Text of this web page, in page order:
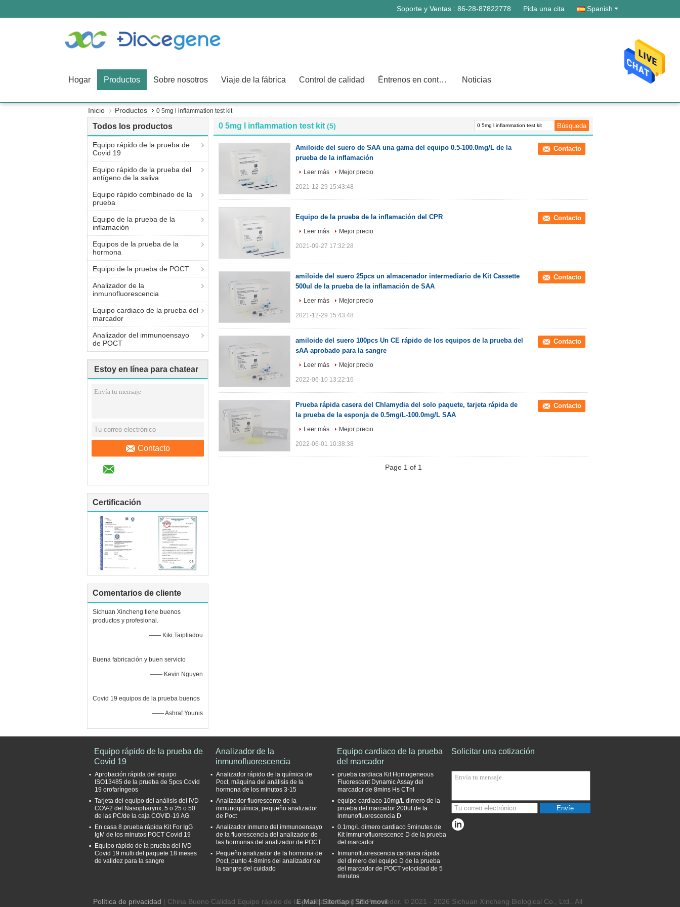
Soporte y Ventas : 86-28-87822778 Pida una cita Spanish
Hogar Productos Sobre nosotros Viaje de la fábrica Control de calidad Éntrenos en contacto con Noticias
Inicio Productos 0 5mg l inflammation test kit
Todos los productos
Equipo rápido de la prueba de
Covid 19
Equipo rápido de la prueba del
antígeno de la saliva
Equipo rápido combinado de la
prueba
Equipo de la prueba de la
inflamación
Equipos de la prueba de la
hormona
Equipo de la prueba de POCT
Analizador de la
inmunofluorescencia
Equipo cardiaco de la prueba del
marcador
Analizador del immunoensayo
de POCT
Estoy en línea para chatear
Contacto
Certificación
Comentarios de cliente
Sichuan Xincheng tiene buenos
productos y profesional.
—— Kiki Taipliadou
Buena fabricación y buen servicio
—— Kevin Nguyen
Covid 19 equipos de la prueba buenos
—— Ashraf Younis
0 5mg l inflammation test kit (5)
Amiloide del suero de SAA una gama del equipo 0.5-100.0mg/L de la
prueba de la inflamación
Contacto
Leer más Mejor precio
2021-12-29 15:43:48
Equipo de la prueba de la inflamación del CPR Contacto
Leer más Mejor precio
2021-09-27 17:32:28
amiloide del suero 25pcs un almacenador intermediario de Kit Cassette
500ul de la prueba de la inflamación de SAA
Contacto
Leer más Mejor precio
2021-12-29 15:43:48
amiloide del suero 100pcs Un CE rápido de los equipos de la prueba del
sAA aprobado para la sangre
Contacto
Leer más Mejor precio
2022-06-10 13:22:16
Prueba rápida casera del Chlamydia del solo paquete, tarjeta rápida de
la prueba de la esponja de 0.5mg/L-100.0mg/L SAA
Contacto
Leer más Mejor precio
2022-06-01 10:38:38
Page 1 of 1
Equipo rápido de la prueba de
Covid 19
Aprobación rápida del equipo
ISO13485 de la prueba de 5pcs Covid
19 orofaríngeos
Tarjeta del equipo del análisis del IVD
COV-2 del Nasopharynx, 5 o 25 o 50
de las PC/de la caja COVID-19 AG
En casa 8 prueba rápida Kit For IgG
IgM de los minutos POCT Covid 19
Equipo rápido de la prueba del IVD
Covid 19 multi del paquete 18 meses
de validez para la sangre
Analizador de la
inmunofluorescencia
Analizador rápido de la química de
Poct, máquina del análisis de la
hormona de los minutos 3-15
Analizador fluorescente de la
inmunoquímica, pequeño analizador
de Poct
Analizador inmuno del immunoensayo
de la fluorescencia del analizador de
las hormonas del analizador de POCT
Pequeño analizador de la hormona de
Poct, punto 4-8mins del analizador de
la sangre del cuidado
Equipo cardiaco de la prueba
del marcador
prueba cardiaca Kit Homogeneous
Fluorescent Dynamic Assay del
marcador de 8mins Hs CTnI
equipo cardiaco 10mg/L dimero de la
prueba del marcador 200ul de la
inmunofluorescencia D
0.1mg/L dimero cardiaco 5minutes de
Kit Immunofluorescence D de la prueba
del marcador
Inmunofluorescencia cardiaca rápida
del dimero del equipo D de la prueba
del marcador de POCT velocidad de 5
minutos
Solicitar una cotización
Envíe
E-Mail|Sitemap | Sitio movil
Política de privacidad | China Bueno Calidad Equipo rápido de la prueba de Covid 19 Proveedor. © 2021 - 2026 Sichuan Xincheng Biological Co., Ltd.. All